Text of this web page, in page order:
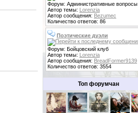
Форум: Административные вопросы
Автор темы: Lorenzia
Автор сообщения: Bezumec
Количество ответов: 86
Поэтические дуэли
Форум: Бойцовский клуб
Автор темы: Lorenzia
Автор сообщения: BreadFormer9139
Количество ответов: 3554
Топ форумчан